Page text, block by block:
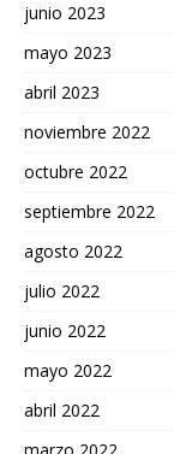
junio 2023
mayo 2023
abril 2023
noviembre 2022
octubre 2022
septiembre 2022
agosto 2022
julio 2022
junio 2022
mayo 2022
abril 2022